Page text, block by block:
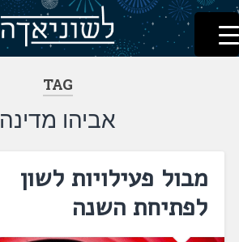
דלג
לתוכן
לשוניאדה
עברית. לשון. שפה
TAG
אביהו מדינה
מבול פעילויות לשון
לפתיחת השנה